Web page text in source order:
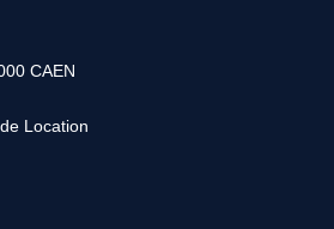
CAEN
Location